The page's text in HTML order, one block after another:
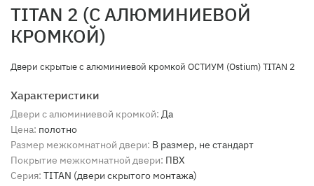
TITAN 2 (С АЛЮМИНИЕВОЙ
КРОМКОЙ)
Двери скрытые с алюминиевой кромкой ОСТИУМ (Ostium) TITAN 2
Характеристики
Двери с алюминиевой кромкой: Да
Цена: полотно
Размер межкомнатной двери: В размер, не стандарт
Покрытие межкомнатной двери: ПВХ
Серия: TITAN (двери скрытого монтажа)